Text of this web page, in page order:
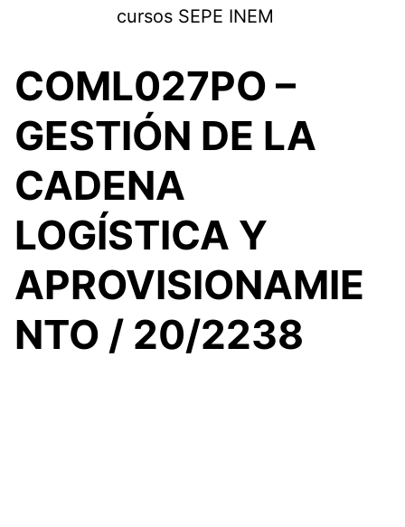
cursos SEPE INEM
COML027PO –
GESTIÓN DE LA
CADENA
LOGÍSTICA Y
APROVISIONAMIE
NTO / 20/2238